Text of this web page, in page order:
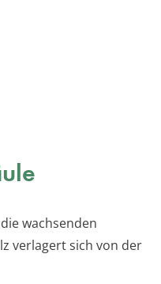
wachsenden
verlagert sich von der